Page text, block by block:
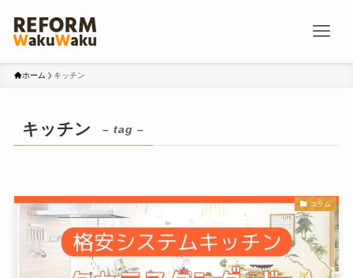
ホーム キッチン
キッチン – tag –
コラム